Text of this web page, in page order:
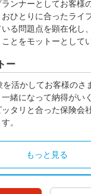
ンナーとしてお客様
ひとりに合ったライ
る問題点を顕在化し
とをモットーとして
ー
活かしてお客様のさ
緒になって納得がい
タリと合った保険会
。
もっと見る